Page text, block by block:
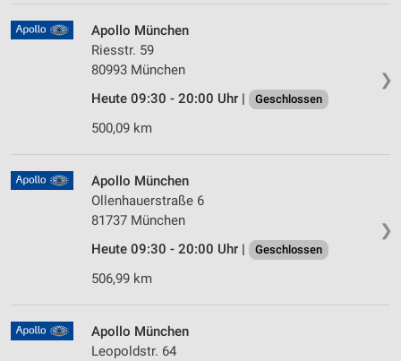
❯
Apollo München
Riesstr. 59
80993 München
Heute 09:30 - 20:00 Uhr |
Geschlossen
500,09 km
❯
Apollo München
Ollenhauerstraße 6
81737 München
Heute 09:30 - 20:00 Uhr |
Geschlossen
506,99 km
Apollo München
Leopoldstr. 64